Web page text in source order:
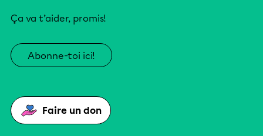
Ça va t’aider, promis!
Abonne-toi ici!
Faire un don